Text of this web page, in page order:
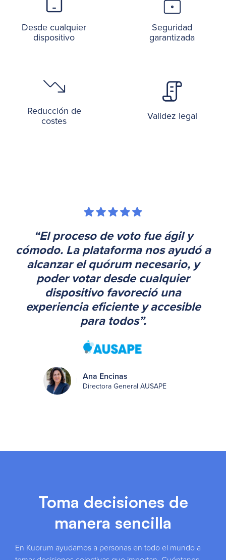
Desde cualquier
dispositivo
Seguridad
garantizada
Reducción de
costes
Validez legal
“El proceso de voto fue ágil y
cómodo. La plataforma nos ayudó a
alcanzar el quórum necesario, y
poder votar desde cualquier
dispositivo favoreció una
experiencia eficiente y accesible
para todos”.
Ana Encinas
Directora General AUSAPE
Toma decisiones de
manera sencilla
En Kuorum ayudamos a personas en todo el mundo a